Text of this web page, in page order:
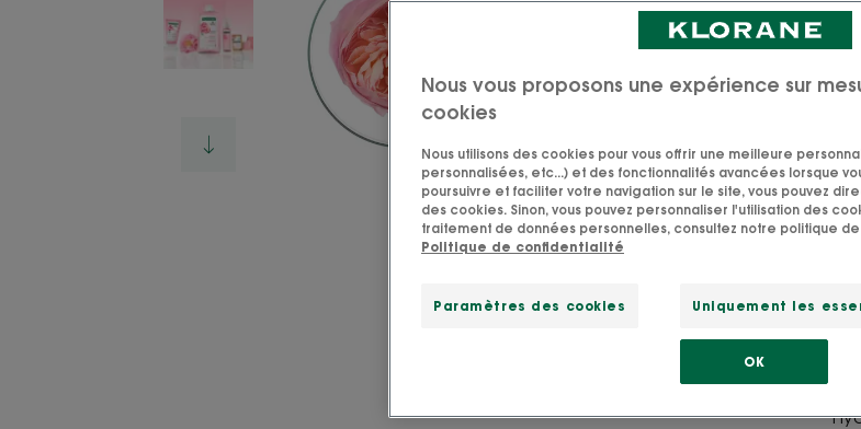
Nous vous proposons une expérience sur
cookies
Nous utilisons des cookies pour vous offrir une meilleure
personnalisées, etc...) et des fonctionnalités avancées lorsque
poursuivre et faciliter votre navigation sur le site, vous pouvez
des cookies. Sinon, vous pouvez personnaliser l'utilisation des
traitement de données personnelles, consultez notre politique
Politique de confidentialité
Paramètres des cookies Uniquement les
OK